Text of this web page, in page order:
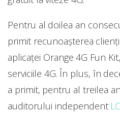
Pentru al doilea an
primit recunoașterea
aplicaței Orange 4G Fun
serviciile 4G. În plus, în
a primit, pentru al treilea
auditorului independent